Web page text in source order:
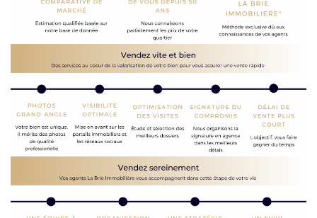
Mettre Mon Bien En Location
NOTRE GROUPE
Nos Agences
Notre Équipe
Nos Services
Notre Histoire
Nos Témoignages
Nous Rejoindre